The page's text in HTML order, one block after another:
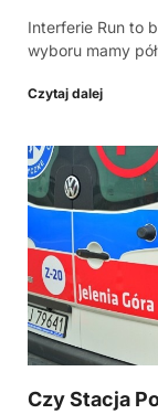
Interferie Run to
wyboru mamy
Czytaj dalej
Czy Stacja